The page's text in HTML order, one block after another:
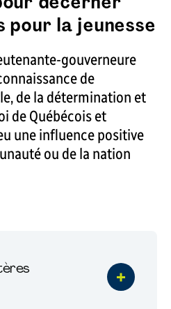
pour la jeunesse
gouverneure
de
de la détermination et
de Québécois et
une influence positive
ou de la nation